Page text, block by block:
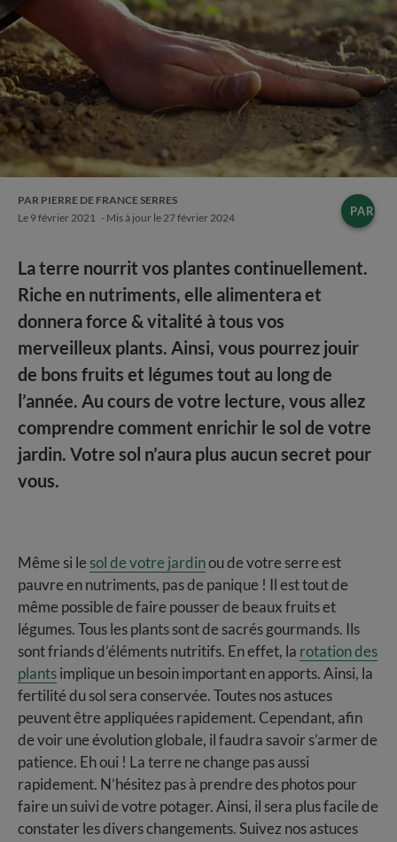
PAR PIERRE DE FRANCE SERRES
Le 9 février 2021 - Mis à jour le 27 février 2024
La terre nourrit vos plantes continuellement.
Riche en nutriments, elle alimentera et
donnera force & vitalité à tous vos
merveilleux plants. Ainsi, vous pourrez jouir
de bons fruits et légumes tout au long de
l’année. Au cours de votre lecture, vous allez
comprendre comment enrichir le sol de votre
jardin. Votre sol n’aura plus aucun secret pour
vous.
Même si lesol de votre jardinou de votre serre est
pauvre en nutriments, pas de panique ! Il est tout de
même possible de faire pousser de beaux fruits et
légumes. Tous les plants sont de sacrés gourmands. Ils
sont friands d’éléments nutritifs. En effet, la rotation des
plantsimplique un besoin important en apports. Ainsi, la
fertilité du sol sera conservée. Toutes nos astuces
peuvent être appliquées rapidement. Cependant, afin
de voir une évolution globale, il faudra savoir s’armer de
patience. Eh oui ! La terre ne change pas aussi
rapidement. N’hésitez pas à prendre des photos pour
faire un suivi de votre potager. Ainsi, il sera plus facile de
constater les divers changements. Suivez nos astuces